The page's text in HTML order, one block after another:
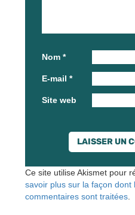
Nom *
E-mail *
Site web
Ce site utilise Akismet pour
savoir plus sur la façon dont
commentaires sont traitées